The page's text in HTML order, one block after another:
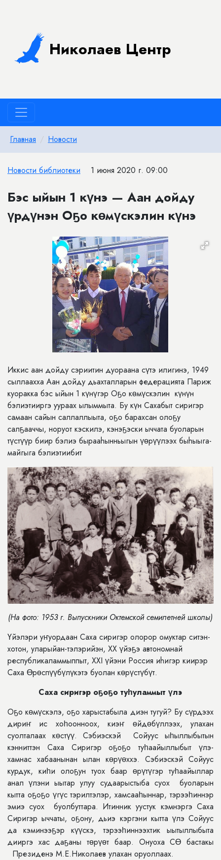
Николаев Центр
Главная Новости
Новости библиотеки 1 июня 2020 г. 09:00
Бэс ыйын 1 күнэ — Аан дойду
үрдүнэн Оҕо кɵмүскэлин күнэ
Иккис аан дойду сэриитин дуораана сүтэ илигинэ, 1949
сыллаахха Аан дойду дьахталларын федерацията Париж
куоракка бэс ыйын 1 күнүгэр Оҕо кɵмүскэлин күнүн
бэлиэтииргэ уураах ылыммыта. Бу күн Сахабыт сиригэр
самаан сайын саллаллыыта, оҕо барахсан олоҕу
салҕааччы, норуот кэскилэ, кэнэҕэски ыччата буоларын
түстүүр биир бэлиэ бырааhынньыгын үɵрүүлээх быhыыга-
майгыга бэлиэтиибит
(На фото: 1953 г. Выпускники Октемской семилетней школы)
Үйэлэри уҥуордаан Саха сиригэр олорор омуктар ситэн-
хотон, уларыйан-тэлэрийэн, XХ үйэҕэ автономнай
республикаламмыппыт, XXI үйэни Россия иhигэр киирэр
Саха Өрөспүүбүлүкэтэ буолан кɵрүстүбүт.
Саха сиригэр оҕоҕо туһуламмыт үлэ
Оҕо көмүскэлэ, оҕо харыстабыла диэн тугуй? Бу сүрдээх
дириҥ ис хоһоонноох, киэҥ өйдөбүллээх, улахан
суолталаах көстүү. Сэбиэскэй Сойуус ыһыллыбытын
кэнниттэн Саха Сиригэр оҕоҕо туһаайыллыбыт үлэ-
хамнас хабаанынан ылан көрүөххэ. Сэбиэскэй Сойуус
курдук, киһи олоҕун туох баар өрүтүгэр туһаайыллар
анал үлэни ыытар улуу судаарыстыба суох буоларын
кытта оҕоҕо үгүс тэрилтэлэр, хамсааһыннар, тэрээһиннэр
эмиэ суох буолбуттара. Итинник уустук кэмнэргэ Саха
Сиригэр ыччаты, оҕону, дьиэ кэргэни кытта үлэ Сойуус
да кэминээҕэр күүскэ, тэрээһиннээхтик ыытыллыбыта
дииргэ хас даҕаны төрүөт баар. Онуоха СӨ бастакы
Президенэ М.Е.Николаев улахан оруоллаах.